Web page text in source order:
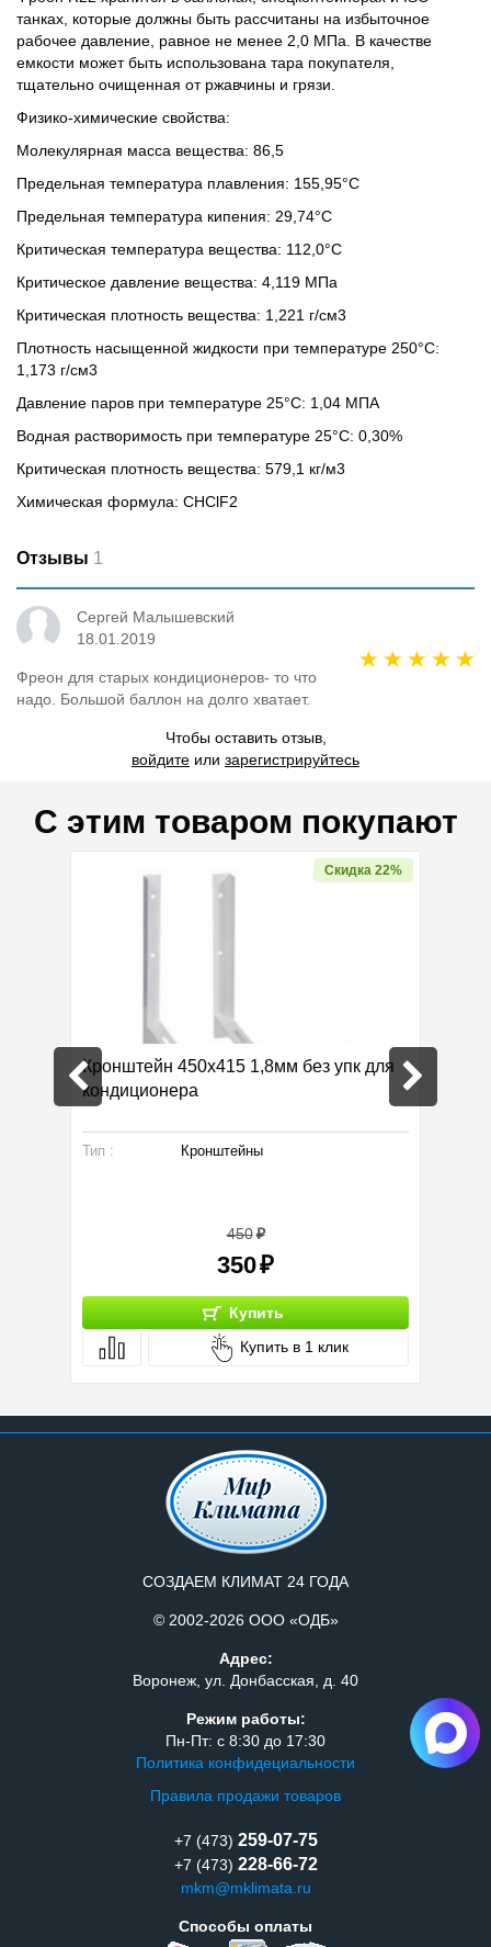
танках, которые должны быть рассчитаны на избыточное
рабочее давление, равное не менее 2,0 МПа. В качестве
емкости может быть использована тара покупателя,
тщательно очищенная от ржавчины и грязи.
Физико-химические свойства:
Молекулярная масса вещества: 86,5
Предельная температура плавления: 155,95°C
Предельная температура кипения: 29,74°C
Критическая температура вещества: 112,0°C
Критическое давление вещества: 4,119 МПа
Критическая плотность вещества: 1,221 г/см3
Плотность насыщенной жидкости при температуре 250°C:
1,173 г/см3
Давление паров при температуре 25°C: 1,04 МПА
Водная растворимость при температуре 25°C: 0,30%
Критическая плотность вещества: 579,1 кг/м3
Химическая формула: CНClF2
Отзывы 1
Сергей Малышевский
18.01.2019
Фреон для старых кондиционеров- то что
надо. Большой баллон на долго хватает.
Чтобы оставить отзыв,
войдите или зарегистрируйтесь
С этим товаром покупают
Скидка 22%
Кронштейн 450х415 1,8мм без упк для
кондиционера
Тип : Кронштейны
450
350
Купить
Купить в 1 клик
СОЗДАЕМ КЛИМАТ 24 ГОДА
© 2002-2026 ООО «ОДБ»
Адрес:
Воронеж, ул. Донбасская, д. 40
Режим работы:
Пн-Пт: с 8:30 до 17:30
Политика конфидециальности
Правила продажи товаров
+7 (473) 259-07-75
+7 (473) 228-66-72
mkm@mklimata.ru
Способы оплаты